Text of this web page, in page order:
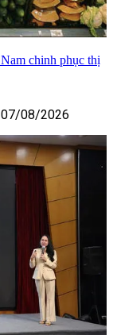
chinh phục thị
07/08/2026